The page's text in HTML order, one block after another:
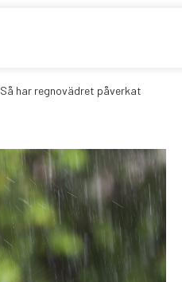
Så har regnovädret påverkat